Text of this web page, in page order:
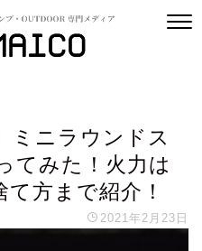
ミニラウンドス
てみた！火力は
方まで紹介！
2021年2月23日